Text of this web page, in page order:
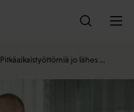
Pitkäaikaistyöttömiä jo lähes …